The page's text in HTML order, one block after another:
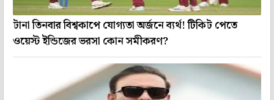
টানা তিনবার বিশ্বকাপে যোগ্যতা অর্জনে ব্যর্থ! টিকিট পেতে
ওয়েস্ট ইন্ডিজের ভরসা কোন সমীকরণ?